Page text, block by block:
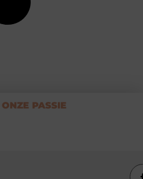
ONZE PASSIE